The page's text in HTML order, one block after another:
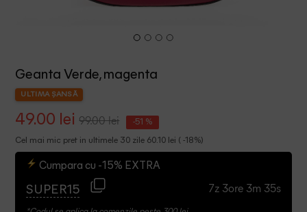
Geanta Verde, magenta
ULTIMA ȘANSĂ
49.00 lei 99.00 lei -51 %
Cel mai mic pret in ultimele 30 zile 60.10 lei ( -18%)
Cumpara cu -15% EXTRA
SUPER15 7z 3ore 3m 34s